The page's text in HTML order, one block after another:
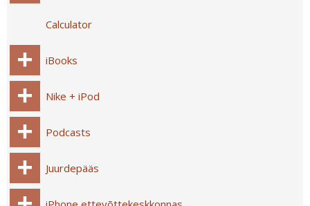
Calculator
iBooks
Nike + iPod
Podcasts
Juurdepääs